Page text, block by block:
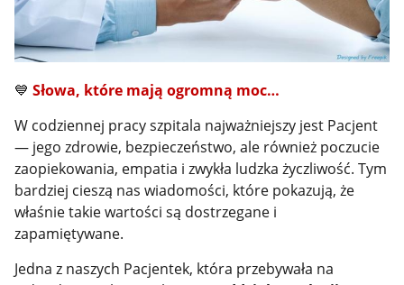
💙 Słowa, które mają ogromną moc…
W codziennej pracy szpitala najważniejszy jest Pacjent
— jego zdrowie, bezpieczeństwo, ale również poczucie
zaopiekowania, empatia i zwykła ludzka życzliwość. Tym
bardziej cieszą nas wiadomości, które pokazują, że
właśnie takie wartości są dostrzegane i
zapamiętywane.
Jedna z naszych Pacjentek, która przebywała na